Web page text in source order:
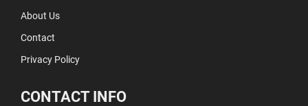
About Us
Contact
Privacy Policy
CONTACT INFO